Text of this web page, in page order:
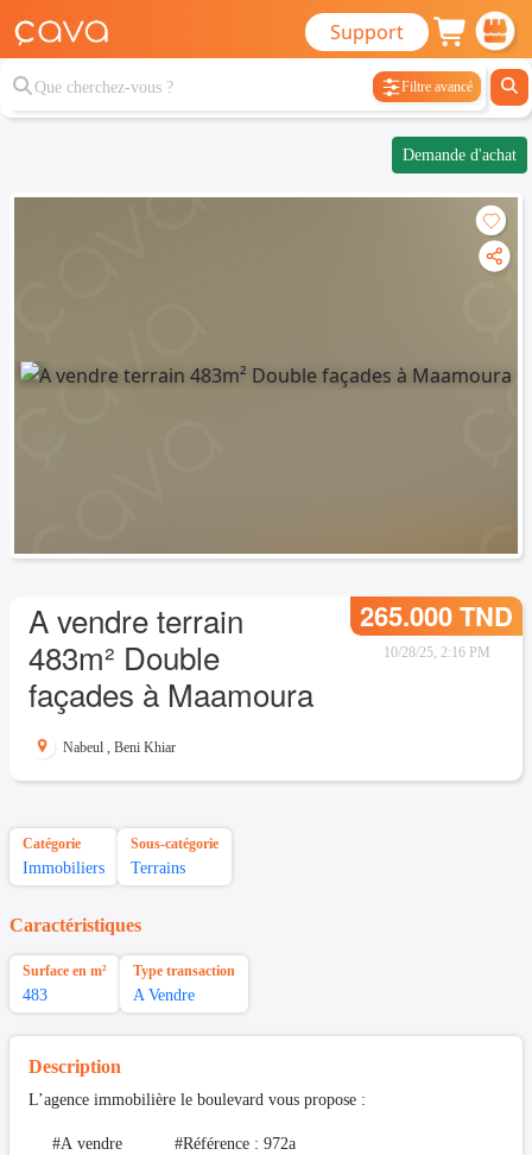
Support
Filtre avancé
Demande d'achat
A vendre terrain
483m² Double
façades à Maamoura
265.000 TND
10/28/25, 2:16 PM
Nabeul , Beni Khiar
Catégorie
Immobiliers
Sous-catégorie
Terrains
Caractéristiques
Surface en m²
483
Type transaction
A Vendre
Description
L’agence immobilière le boulevard vous propose :
#A vendre #Référence : 972a